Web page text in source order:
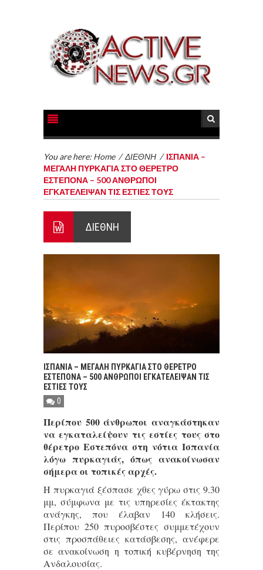
You are here: Home /ΔΙΕΘΝΗ / ΙΣΠΑΝΙΑ –
ΜΕΓΑΛΗ ΠΥΡΚΑΓΙΑ ΣΤΟ ΘΕΡΕΤΡΟ
ΕΣΤΕΠΟΝΑ – 500 ΑΝΘΡΩΠΟΙ
ΕΓΚΑΤΕΛΕΙΨΑΝ ΤΙΣ ΕΣΤΙΕΣ ΤΟΥΣ
ΔΙΕΘΝΗ
ΙΣΠΑΝΙΑ – ΜΕΓΑΛΗ ΠΥΡΚΑΓΙΑ ΣΤΟ ΘΕΡΕΤΡΟ
ΕΣΤΕΠΟΝΑ – 500 ΑΝΘΡΩΠΟΙ ΕΓΚΑΤΕΛΕΙΨΑΝ ΤΙΣ
ΕΣΤΙΕΣ ΤΟΥΣ
0
Περίπου 500 άνθρωποι αναγκάστηκαν
να εγκαταλείψουν τις εστίες τους στο
θέρετρο Εστεπόνα στη νότια Ισπανία
λόγω πυρκαγιάς, όπως ανακοίνωσαν
σήμερα οι τοπικές αρχές.
Η πυρκαγιά ξέσπασε χθες γύρω στις 9.30
μμ, σύμφωνα με τις υπηρεσίες έκτακτης
ανάγκης, που έλαβαν 140 κλήσεις.
Περίπου 250 πυροσβέστες συμμετέχουν
στις προσπάθειες κατάσβεσης, ανέφερε
σε ανακοίνωση η τοπική κυβέρνηση της
Ανδαλουσίας.